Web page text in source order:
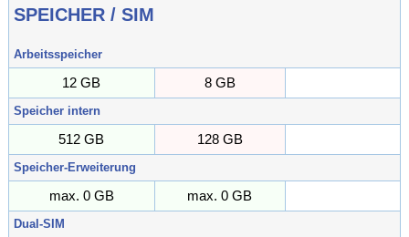
SPEICHER / SIM
Arbeitsspeicher
12 GB 8 GB
Speicher intern
512 GB 128 GB
Speicher-Erweiterung
max. 0 GB max. 0 GB
Dual-SIM